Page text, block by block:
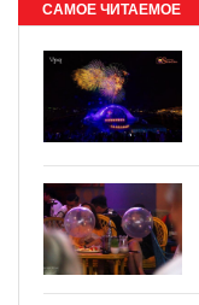
САМОЕ ЧИТАЕМОЕ